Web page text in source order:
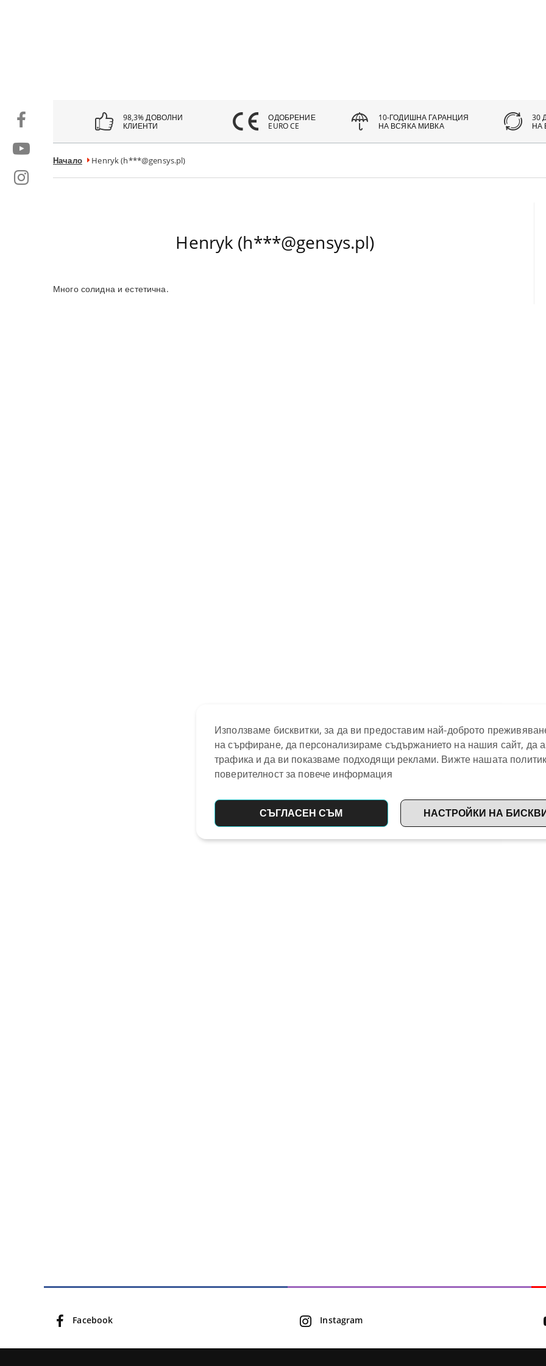
98,3% ДОВОЛНИ
КЛИЕНТИ
ОДОБРЕНИЕ
EURO CE
10-ГОДИШНА ГАРАНЦИЯ
НА ВСЯКА МИВКА
30
НА
Начало Henryk (h***@gensys.pl)
Henryk (h***@gensys.pl)
Много солидна и естетична.
Facebook Instagram
Използваме бисквитки, за да ви предоставим най-доброто
на сърфиране, да персонализираме съдържанието на нашия сайт, да
трафика и да ви показваме подходящи реклами. Вижте нашата
поверителност за повече информация
СЪГЛАСЕН СЪМ НАСТРОЙКИ НА